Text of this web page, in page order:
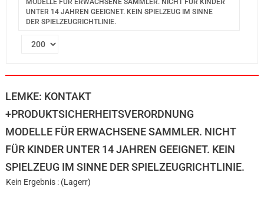
MODELLE FÜR ERWACHSENE SAMMLER. NICHT FÜR KINDER
UNTER 14 JAHREN GEEIGNET. KEIN SPIELZEUG IM SINNE
DER SPIELZEUGRICHTLINIE.
LEMKE: KONTAKT
+PRODUKTSICHERHEITSVERORDNUNG
MODELLE FÜR ERWACHSENE SAMMLER. NICHT
FÜR KINDER UNTER 14 JAHREN GEEIGNET. KEIN
SPIELZEUG IM SINNE DER SPIELZEUGRICHTLINIE.
Kein Ergebnis : (Lagerr)